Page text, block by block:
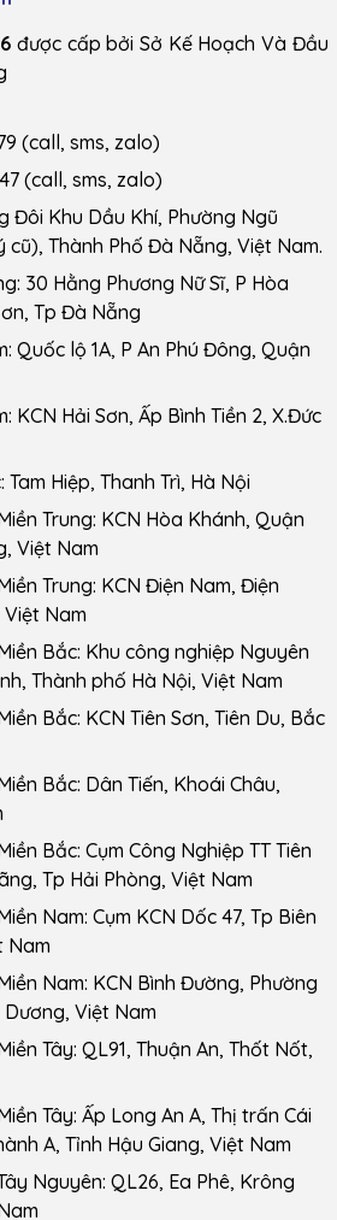
được cấp bởi Sở Kế Hoạch Và Đầu
(call, sms, zalo)
(call, sms, zalo)
Đôi Khu Dầu Khí, Phường Ngũ
cũ), Thành Phố Đà Nẵng, Việt Nam.
30 Hằng Phương Nữ Sĩ, P Hòa
Tp Đà Nẵng
Quốc lộ 1A, P An Phú Đông, Quận
KCN Hải Sơn, Ấp Bình Tiền 2, X.Đức
Hiệp, Thanh Trì, Hà Nội
Trung: KCN Hòa Khánh, Quận
Việt Nam
Trung: KCN Điện Nam, Điện
Nam
Bắc: Khu công nghiệp Nguyên
Thành phố Hà Nội, Việt Nam
Bắc: KCN Tiên Sơn, Tiên Du, Bắc
Bắc: Dân Tiến, Khoái Châu,
Bắc: Cụm Công Nghiệp TT Tiên
Tp Hải Phòng, Việt Nam
Nam: Cụm KCN Dốc 47, Tp Biên
Nam
Nam: KCN Bình Đường, Phường
Dương, Việt Nam
Tây: QL91, Thuận An, Thốt Nốt,
Tây: Ấp Long An A, Thị trấn Cái
A, Tỉnh Hậu Giang, Việt Nam
Nguyên: QL26, Ea Phê, Krông